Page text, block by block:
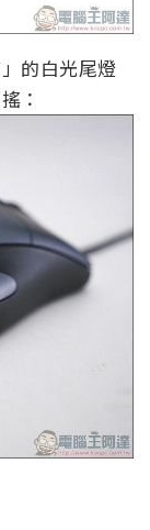
的白光尾燈
：